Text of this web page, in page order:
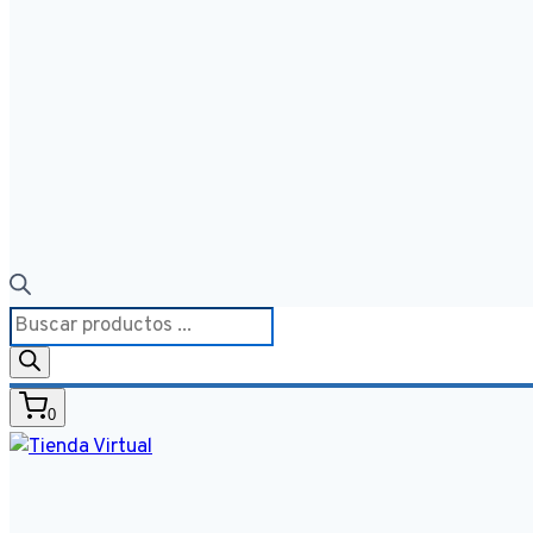
Búsqueda
de
productos
0